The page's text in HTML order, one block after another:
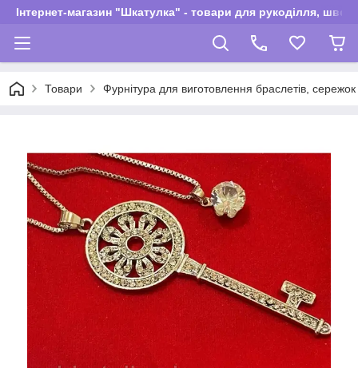
Інтернет-магазин "Шкатулка" - товари для рукоділля,
Товари Фурнітура для виготовлення браслетів,